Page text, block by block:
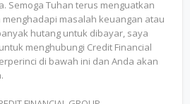
Semoga Tuhan terus menguatkan
menghadapi masalah keuangan atau
hutang untuk dibayar, saya
menghubungi Credit Financial
di bawah ini dan Anda akan